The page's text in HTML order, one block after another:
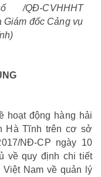
số /QĐ-CVHHHT
đốc Cảng vụ
hoạt động hàng hải
Hà Tĩnh trên cơ sở
NĐ-CP ngày 10
về quy định chi tiết
Nam về quản lý